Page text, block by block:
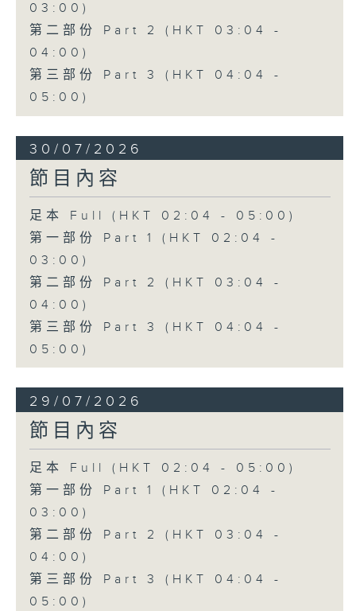
03:00)
第二部份 Part 2 (HKT 03:04 -
04:00)
第三部份 Part 3 (HKT 04:04 -
05:00)
30/07/2026
節目內容
足本 Full (HKT 02:04 - 05:00)
第一部份 Part 1 (HKT 02:04 -
03:00)
第二部份 Part 2 (HKT 03:04 -
04:00)
第三部份 Part 3 (HKT 04:04 -
05:00)
29/07/2026
節目內容
足本 Full (HKT 02:04 - 05:00)
第一部份 Part 1 (HKT 02:04 -
03:00)
第二部份 Part 2 (HKT 03:04 -
04:00)
第三部份 Part 3 (HKT 04:04 -
05:00)